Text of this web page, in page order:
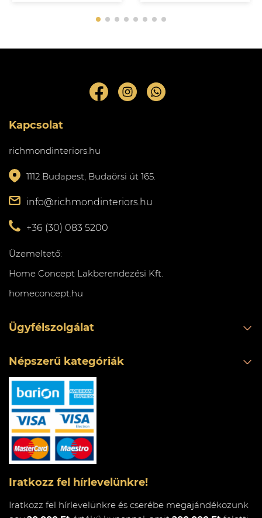
Kapcsolat
richmondinteriors.hu
1112 Budapest, Budaörsi út 165.
info@richmondinteriors.hu
+36 (30) 083 5200
Üzemeltető:
Home Concept Lakberendezési Kft.
homeconcept.hu
Ügyfélszolgálat
Népszerű kategóriák
Iratkozz fel hírlevelünkre!
Iratkozz fel hírlevelünkre és cserébe megajándékozunk